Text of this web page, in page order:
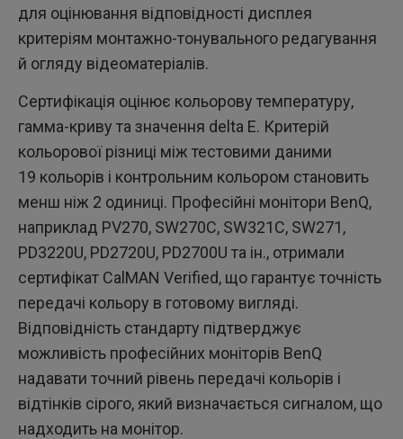
для оцінювання відповідності дисплея
критеріям монтажно-тонувального редагування
й огляду відеоматеріалів.
Сертифікація оцінює кольорову температуру,
гамма-криву та значення delta E. Критерій
кольорової різниці між тестовими даними
19 кольорів і контрольним кольором становить
менш ніж 2 одиниці. Професійні монітори BenQ,
наприклад PV270, SW270C, SW321C, SW271,
PD3220U, PD2720U, PD2700U та ін., отримали
сертифікат CalMAN Verified, що гарантує точність
передачі кольору в готовому вигляді.
Відповідність стандарту підтверджує
можливість професійних моніторів BenQ
надавати точний рівень передачі кольорів і
відтінків сірого, який визначається сигналом, що
надходить на монітор.